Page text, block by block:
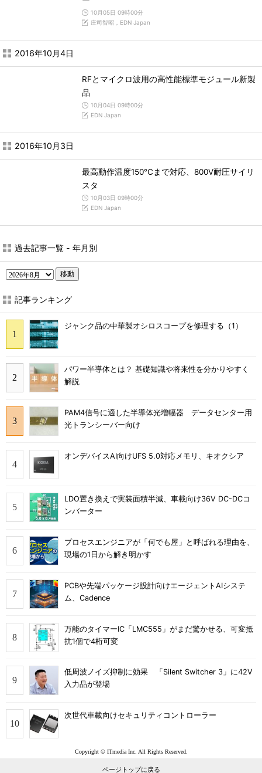
10月05日 09時00分
庄司智昭，EDN Japan
2016年10月4日
RFとマイクロ波用の高性能標準モジュール新製
品
10月04日 09時00分
EDN Japan
2016年10月3日
最高動作温度150℃まで対応、800V耐圧サイリ
スタ
10月03日 09時00分
EDN Japan
過去記事一覧 - 年月別
移動
記事ランキング
ジャンク品の中華製オシロスコープを修理する（1）
パワー半導体とは？ 基礎知識や将来性を分かりやすく
解説
PAM4信号に適した半導体光増幅器 データセンター用
光トランシーバー向け
オンデバイスAI向けUFS 5.0対応メモリ、キオクシア
LDO置き換えで実装面積半減、車載向け36V DC-DCコ
ンバーター
プロセスエンジニアが「何でも屋」と呼ばれる理由を、
現場の1日から解き明かす
PCBや先端パッケージ設計向けエージェントAIシステ
ム、Cadence
万能のタイマーIC「LMC555」がまだ驚かせる、可変抵
抗1個で4桁可変
低周波ノイズ抑制に効果 「Silent Switcher 3」に42V
入力品が登場
次世代車載向けセキュリティコントローラー
Copyright © ITmedia Inc. All Rights Reserved.
ページトップに戻る